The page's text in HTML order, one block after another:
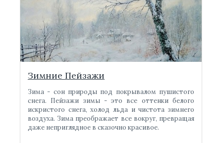
Зимние Пейзажи
Зима - сон природы под покрывалом пушистого
снега. Пейзажи зимы - это все оттенки белого
искристого снега, холод льда и чистота зимнего
воздуха. Зима преображает все вокруг, превращая
даже неприглядное в сказочно красивое.